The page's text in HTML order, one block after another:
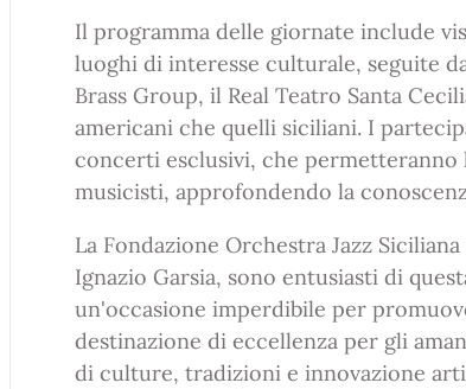
Il programma delle giornate include
luoghi di interesse culturale, seguite
Brass Group, il Real Teatro Santa
americani che quelli siciliani. I
concerti esclusivi, che
musicisti, approfondendo la
La Fondazione Orchestra Jazz
Ignazio Garsia, sono entusiasti di
un'occasione imperdibile per
destinazione di eccellenza per gli
di culture, tradizioni e innovazione